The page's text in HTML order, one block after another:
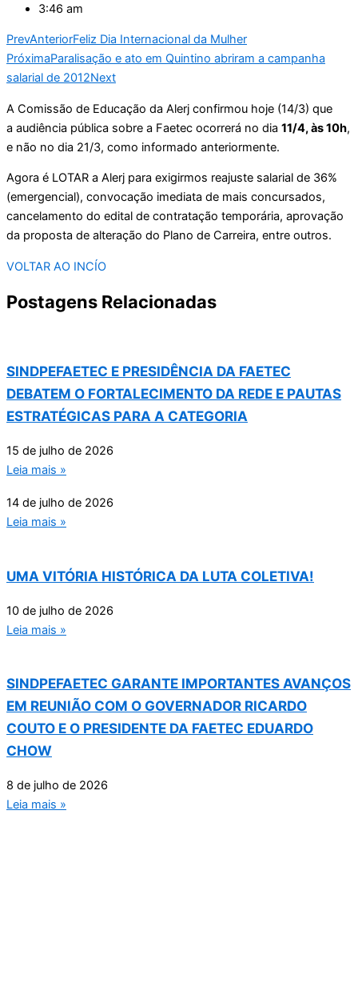
3:46 am
PrevAnteriorFeliz Dia Internacional da Mulher
PróximaParalisação e ato em Quintino abriram a campanha
salarial de 2012Next
A Comissão de Educação da Alerj confirmou hoje (14/3) que
a audiência pública sobre a Faetec ocorrerá no dia 11/4, às 10h,
e não no dia 21/3, como informado anteriormente.
Agora é LOTAR a Alerj para exigirmos reajuste salarial de 36%
(emergencial), convocação imediata de mais concursados,
cancelamento do edital de contratação temporária, aprovação
da proposta de alteração do Plano de Carreira, entre outros.
VOLTAR AO INCÍO
Postagens Relacionadas
SINDPEFAETEC E PRESIDÊNCIA DA FAETEC
DEBATEM O FORTALECIMENTO DA REDE E PAUTAS
ESTRATÉGICAS PARA A CATEGORIA
15 de julho de 2026
Leia mais »
14 de julho de 2026
Leia mais »
UMA VITÓRIA HISTÓRICA DA LUTA COLETIVA!
10 de julho de 2026
Leia mais »
SINDPEFAETEC GARANTE IMPORTANTES AVANÇOS
EM REUNIÃO COM O GOVERNADOR RICARDO
COUTO E O PRESIDENTE DA FAETEC EDUARDO
CHOW
8 de julho de 2026
Leia mais »